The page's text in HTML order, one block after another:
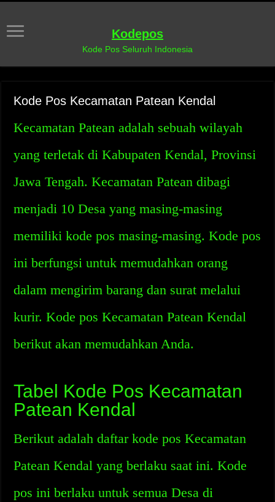
Kodepos
Kode Pos Seluruh Indonesia
Kode Pos Kecamatan Patean Kendal
Kecamatan Patean adalah sebuah wilayah
yang terletak di Kabupaten Kendal, Provinsi
Jawa Tengah. Kecamatan Patean dibagi
menjadi 10 Desa yang masing-masing
memiliki kode pos masing-masing. Kode pos
ini berfungsi untuk memudahkan orang
dalam mengirim barang dan surat melalui
kurir. Kode pos Kecamatan Patean Kendal
berikut akan memudahkan Anda.
Tabel Kode Pos Kecamatan
Patean Kendal
Berikut adalah daftar kode pos Kecamatan
Patean Kendal yang berlaku saat ini. Kode
pos ini berlaku untuk semua Desa di